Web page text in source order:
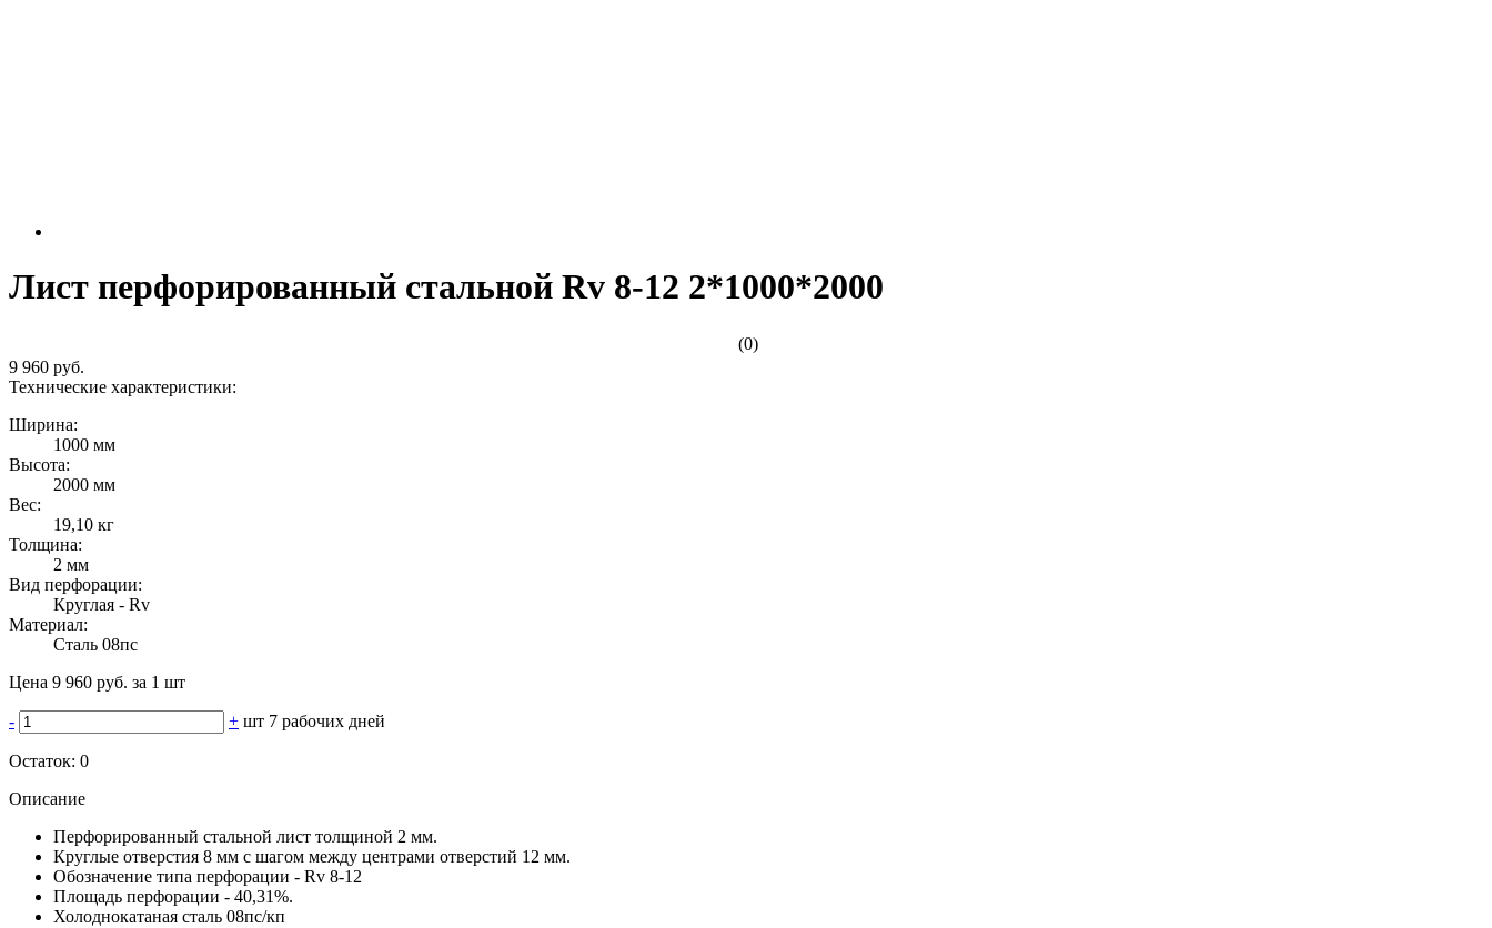
Лист перфорированный стальной Rv 8-12 2*1000*2000
(0)
9 960 руб.
Технические характеристики:
Ширина:
1000 мм
Высота:
2000 мм
Вес:
19,10 кг
Толщина:
2 мм
Вид перфорации:
Круглая - Rv
Материал:
Сталь 08пс
Цена 9 960 руб. за 1 шт
- + шт 7 рабочих дней
Остаток: 0
Описание
Перфорированный стальной лист толщиной 2 мм.
Круглые отверстия 8 мм с шагом между центрами отверстий 12 мм.
Обозначение типа перфорации - Rv 8-12
Площадь перфорации - 40,31%.
Холоднокатаная сталь 08пс/кп